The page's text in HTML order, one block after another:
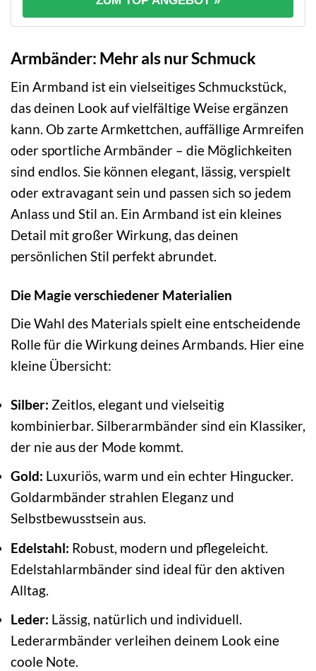
Armbänder: Mehr als nur Schmuck
Ein Armband ist ein vielseitiges Schmuckstück,
das deinen Look auf vielfältige Weise ergänzen
kann. Ob zarte Armkettchen, auffällige Armreifen
oder sportliche Armbänder – die Möglichkeiten
sind endlos. Sie können elegant, lässig, verspielt
oder extravagant sein und passen sich so jedem
Anlass und Stil an. Ein Armband ist ein kleines
Detail mit großer Wirkung, das deinen
persönlichen Stil perfekt abrundet.
Die Magie verschiedener Materialien
Die Wahl des Materials spielt eine entscheidende
Rolle für die Wirkung deines Armbands. Hier eine
kleine Übersicht:
Silber: Zeitlos, elegant und vielseitig
kombinierbar. Silberarmbänder sind ein Klassiker,
der nie aus der Mode kommt.
Gold: Luxuriös, warm und ein echter Hingucker.
Goldarmbänder strahlen Eleganz und
Selbstbewusstsein aus.
Edelstahl: Robust, modern und pflegeleicht.
Edelstahlarmbänder sind ideal für den aktiven
Alltag.
Leder: Lässig, natürlich und individuell.
Lederarmbänder verleihen deinem Look eine
coole Note.